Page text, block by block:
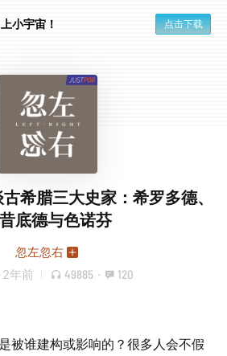
小宇宙！ 点击下载
希腊三大史家：希罗多德、
底德与色诺芬
忽左忽右
2年前 49885 · 120
被谁建构或影响的？很多人会不假